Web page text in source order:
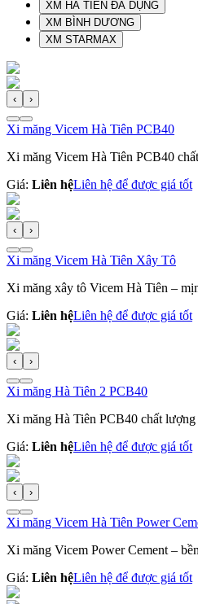
XM HÀ TIÊN ĐA DỤNG
XM BÌNH DƯƠNG
XM STARMAX
‹ ›
Xi măng Vicem Hà Tiên PCB40
Xi măng Vicem Hà Tiên PCB40
Giá: Liên hệLiên hệ để được giá tốt
‹ ›
Xi măng Vicem Hà Tiên Xây Tô
Xi măng xây tô Vicem Hà Tiên –
Giá: Liên hệLiên hệ để được giá tốt
‹ ›
Xi măng Hà Tiên 2 PCB40
Xi măng Hà Tiên PCB40 chất
Giá: Liên hệLiên hệ để được giá tốt
‹ ›
Xi măng Vicem Hà Tiên Power
Xi măng Vicem Power Cement –
Giá: Liên hệLiên hệ để được giá tốt